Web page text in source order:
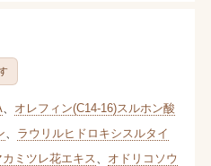
オレフィン(C14-16)スルホン酸
ラウリルヒドロキシスルタイ
カミツレ花エキス
オドリコソウ